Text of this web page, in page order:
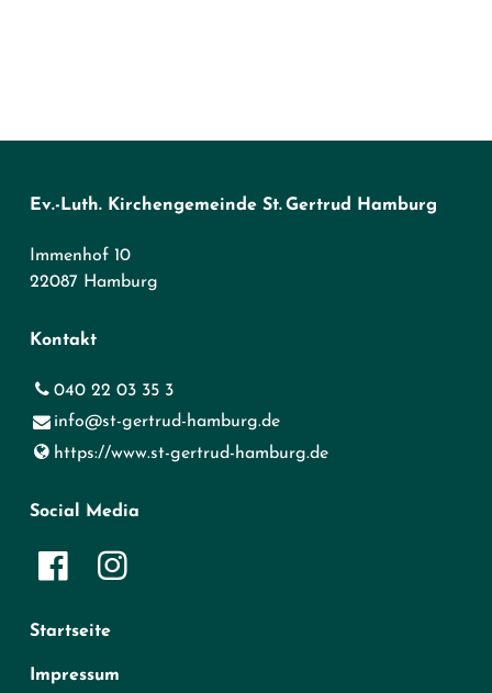
Ev.-Luth. Kirchengemeinde St. Gertrud Hamburg
Immenhof 10
22087 Hamburg
Kontakt
040 22 03 35 3
info@​st-gertrud-hamburg.​de
https://www.​st-gertrud-hamburg.​de
Social Media
Startseite
Impressum